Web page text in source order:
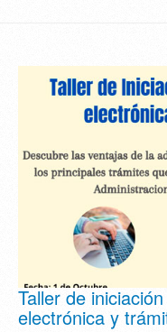
Taller de
electrónica y